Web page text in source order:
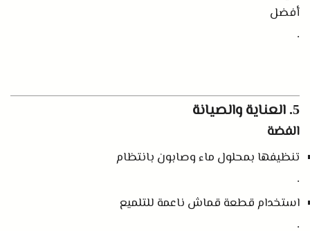
أفضل
.
5. العناية والصيانة
الفضة
تنظيفها بمحلول ماء وصابون بانتظام
.
استخدام قطعة قماش ناعمة للتلميع
.